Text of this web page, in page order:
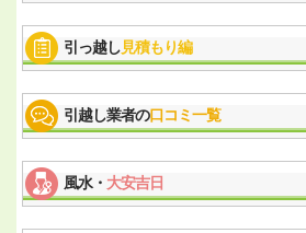
引っ越し見積もり編
引越し業者の口コミ一覧
風水・ 大安吉日